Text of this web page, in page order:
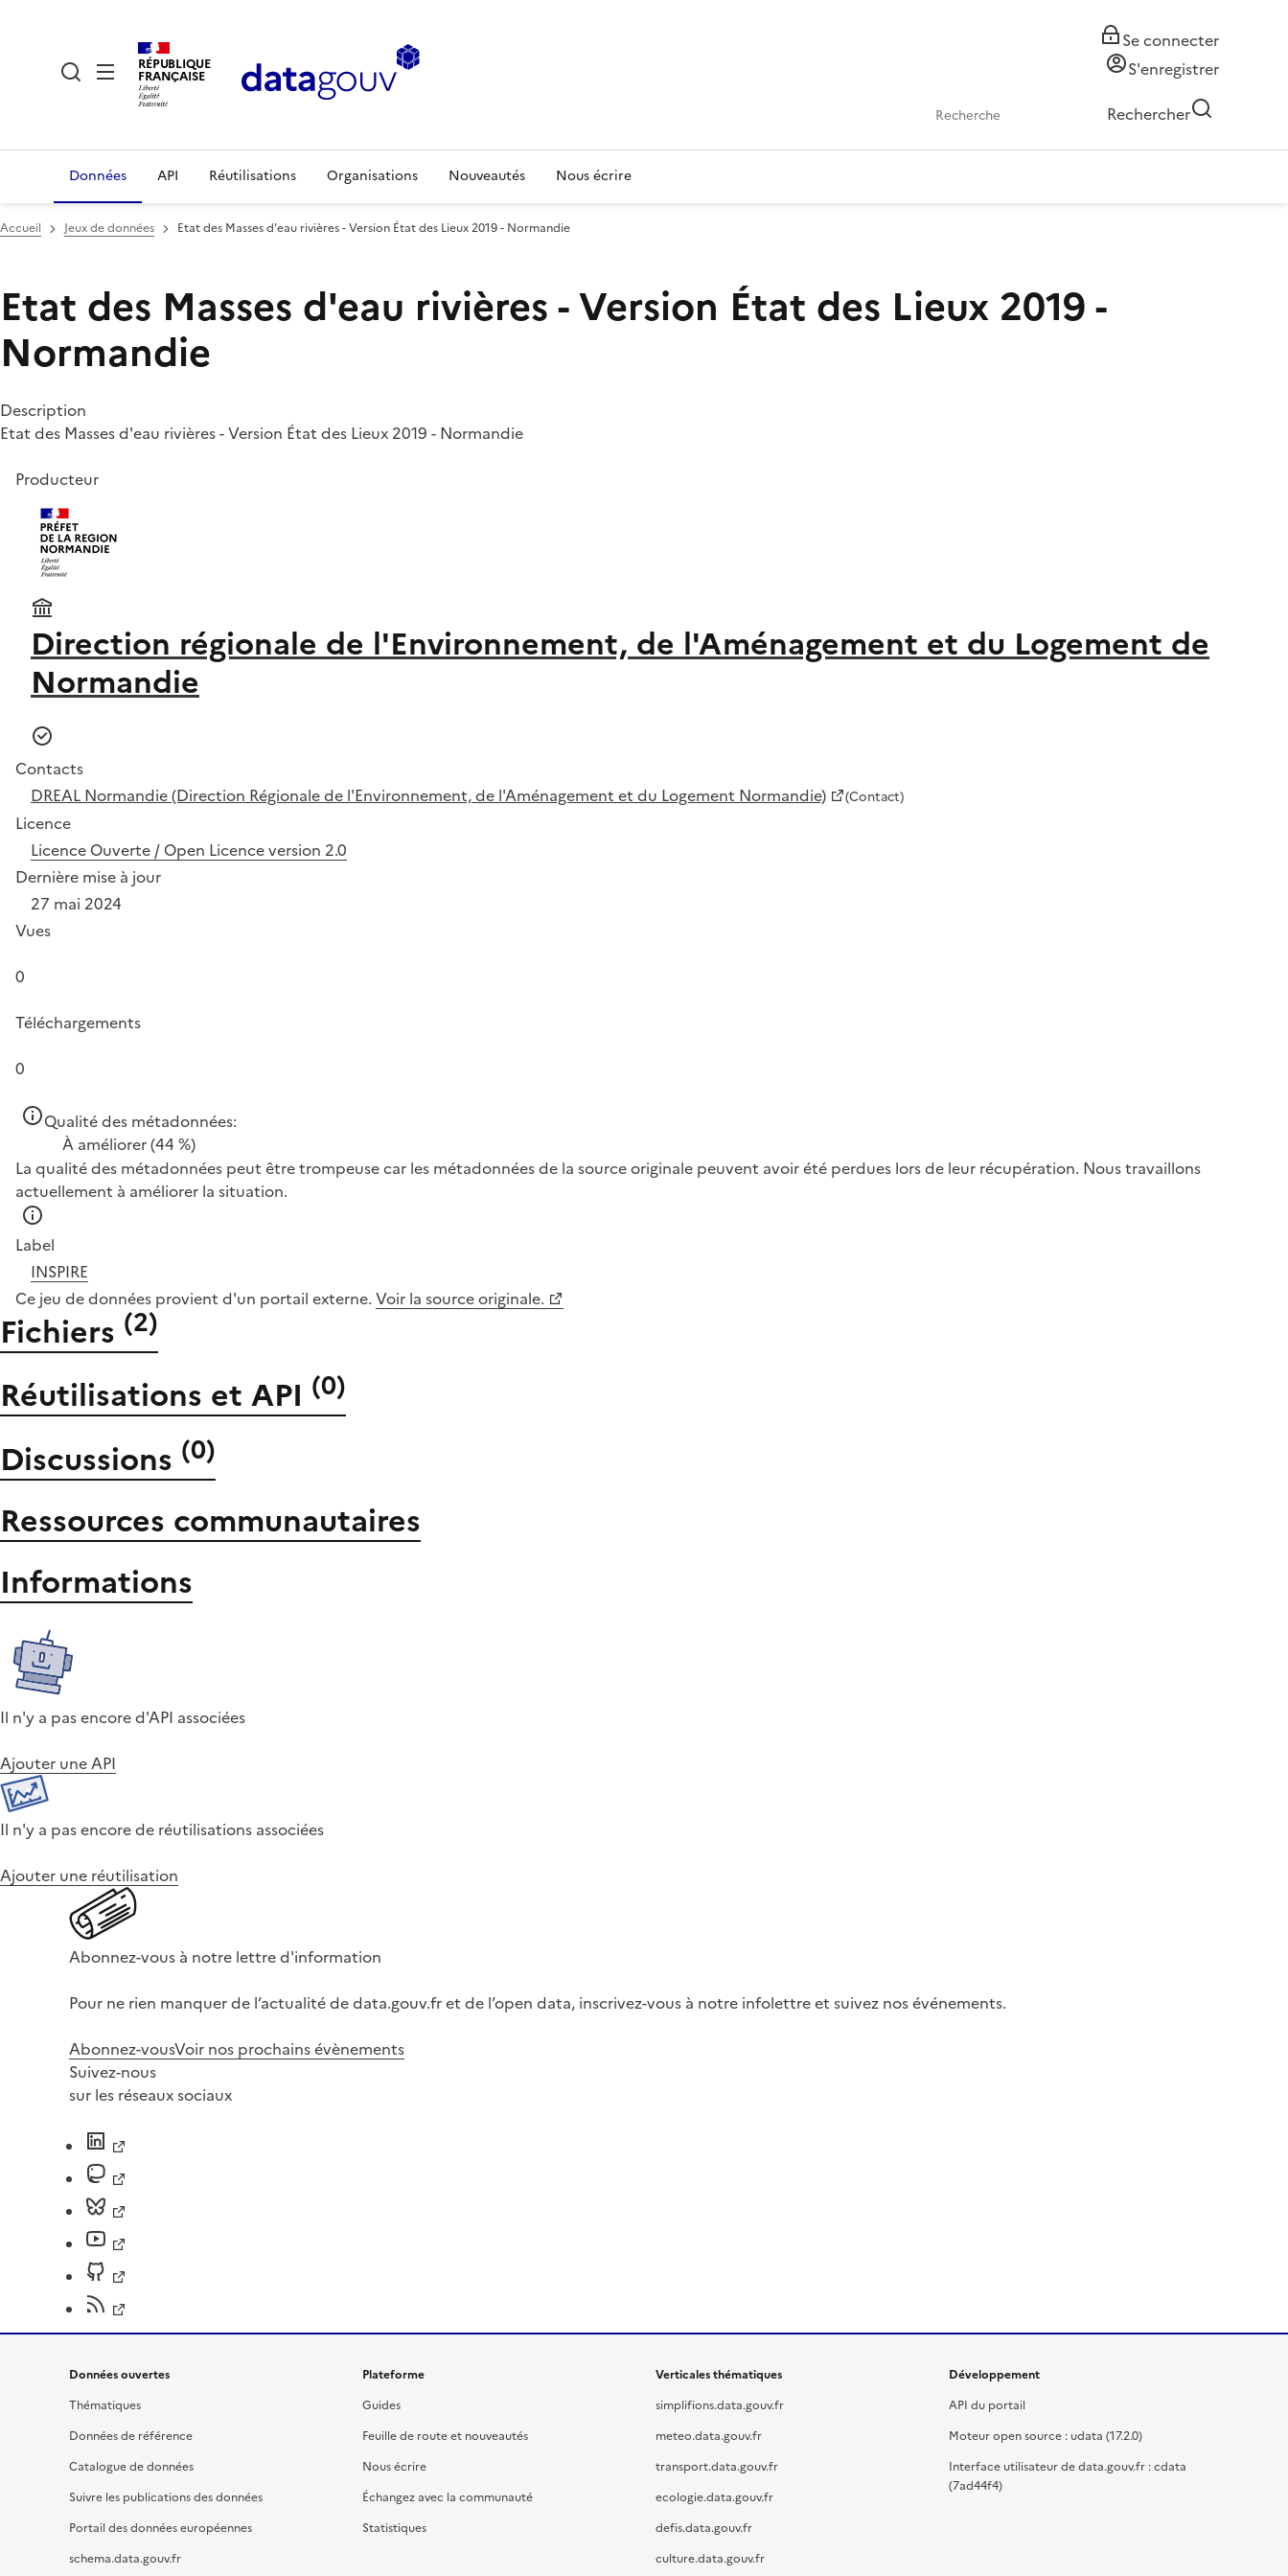
RÉPUBLIQUE
FRANÇAISE
Se connecter
S'enregistrer
Rechercher
Données API Réutilisations Organisations Nouveautés Nous écrire
Accueil Jeux de données Etat des Masses d'eau rivières - Version État des Lieux 2019 - Normandie
Etat des Masses d'eau rivières - Version État des Lieux 2019 -
Normandie
Description
Etat des Masses d'eau rivières - Version État des Lieux 2019 - Normandie
Producteur
Direction régionale de l'Environnement, de l'Aménagement et du Logement de
Normandie
Contacts
DREAL Normandie (Direction Régionale de l'Environnement, de l'Aménagement et du Logement Normandie)
(Contact)
Licence
Licence Ouverte / Open Licence version 2.0
Dernière mise à jour
27 mai 2024
Vues
0
Téléchargements
0
Qualité des métadonnées:
À améliorer(44 %)
La qualité des métadonnées peut être trompeuse car les métadonnées de la source originale peuvent avoir été perdues lors de leur récupération. Nous travaillons
actuellement à améliorer la situation.
Label
INSPIRE
Ce jeu de données provient d'un portail externe. Voir la source originale.
Fichiers (2)
Réutilisations et API (0)
Discussions (0)
Ressources communautaires
Informations
Il n'y a pas encore d'API associées
Ajouter une API
Il n'y a pas encore de réutilisations associées
Ajouter une réutilisation
Abonnez-vous à notre lettre d'information
Pour ne rien manquer de l’actualité de data.gouv.fr et de l’open data, inscrivez-vous à notre infolettre et suivez nos événements.
Abonnez-vousVoir nos prochains évènements
Suivez-nous
sur les réseaux sociaux
Données ouvertes
Thématiques
Données de référence
Catalogue de données
Suivre les publications des données
Portail des données européennes
schema.data.gouv.fr
Plateforme
Guides
Feuille de route et nouveautés
Nous écrire
Échangez avec la communauté
Statistiques
Verticales thématiques
simplifions.data.gouv.fr
meteo.data.gouv.fr
transport.data.gouv.fr
ecologie.data.gouv.fr
defis.data.gouv.fr
culture.data.gouv.fr
Développement
API du portail
Moteur open source : udata (17.2.0)
Interface utilisateur de data.gouv.fr : cdata
(7ad44f4)